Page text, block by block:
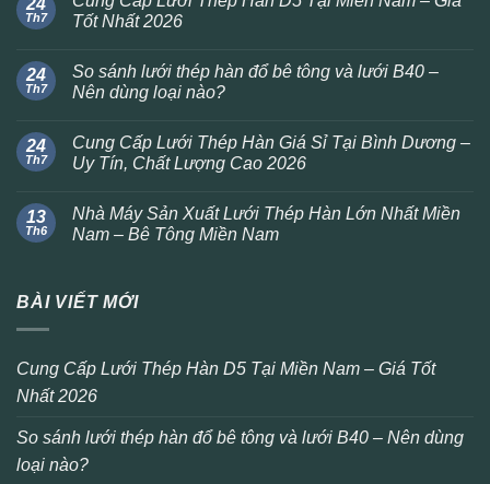
24
Th7
Tốt Nhất 2026
24
Th7
So sánh lưới thép hàn đổ bê tông và lưới B40 –
Nên dùng loại nào?
24
Th7
Cung Cấp Lưới Thép Hàn Giá Sỉ Tại Bình Dương –
Uy Tín, Chất Lượng Cao 2026
13
Th6
Nhà Máy Sản Xuất Lưới Thép Hàn Lớn Nhất Miền
Nam – Bê Tông Miền Nam
BÀI VIẾT MỚI
Cung Cấp Lưới Thép Hàn D5 Tại Miền Nam – Giá Tốt
Nhất 2026
So sánh lưới thép hàn đổ bê tông và lưới B40 – Nên dùng
loại nào?